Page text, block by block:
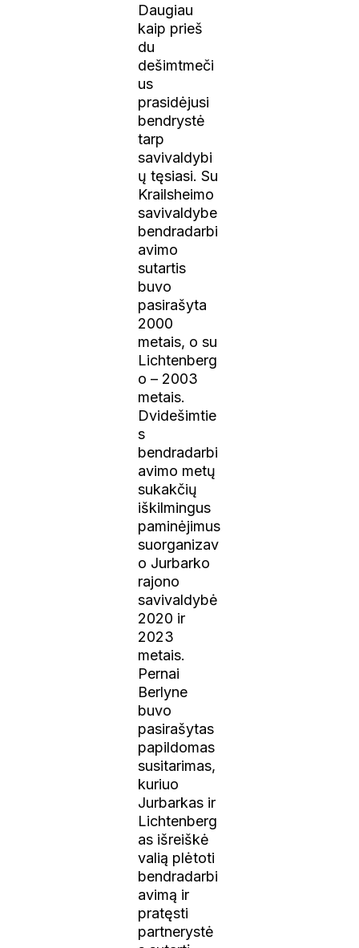
Daugiau
kaip prieš
du
dešimtmeči
us
prasidėjusi
bendrystė
tarp
savivaldybi
ų tęsiasi. Su
Krailsheimo
savivaldybe
bendradarbi
avimo
sutartis
buvo
pasirašyta
2000
metais, o su
Lichtenberg
o – 2003
metais.
Dvidešimtie
s
bendradarbi
avimo metų
sukakčių
iškilmingus
paminėjimus
suorganizav
o Jurbarko
rajono
savivaldybė
2020 ir
2023
metais.
Pernai
Berlyne
buvo
pasirašytas
papildomas
susitarimas,
kuriuo
Jurbarkas ir
Lichtenberg
as išreiškė
valią plėtoti
bendradarbi
avimą ir
pratęsti
partnerystė